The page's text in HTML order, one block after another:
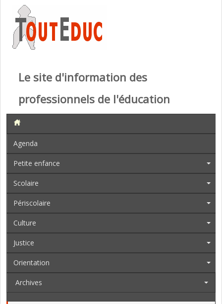
Le site d'information des
professionnels de l'éducation
Agenda
Petite enfance
Scolaire
Périscolaire
Culture
Justice
Orientation
Archives